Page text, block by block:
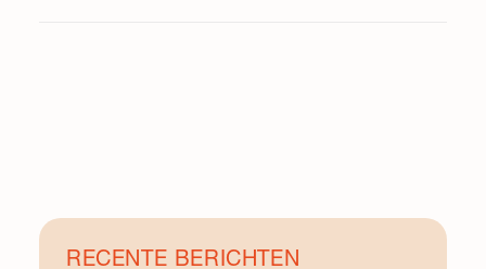
RECENTE BERICHTEN